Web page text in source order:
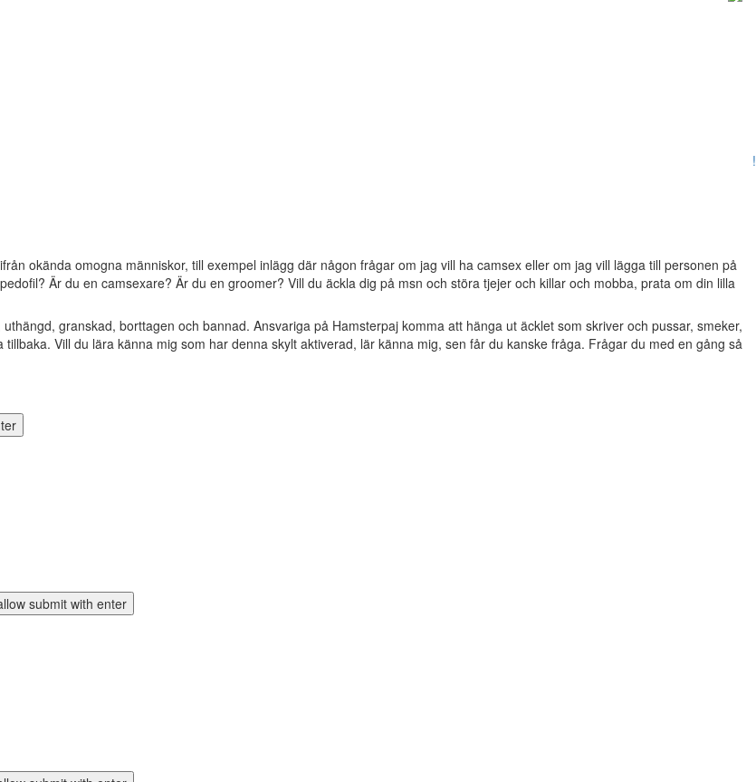
!
okända omogna människor, till exempel inlägg där någon frågar om jag vill ha camsex eller om jag vill lägga till personen på
Är du en camsexare? Är du en groomer? Vill du äckla dig på msn och störa tjejer och killar och mobba, prata om din lilla
granskad, borttagen och bannad. Ansvariga på Hamsterpaj komma att hänga ut äcklet som skriver och pussar, smeker,
Vill du lära känna mig som har denna skylt aktiverad, lär känna mig, sen får du kanske fråga. Frågar du med en gång så